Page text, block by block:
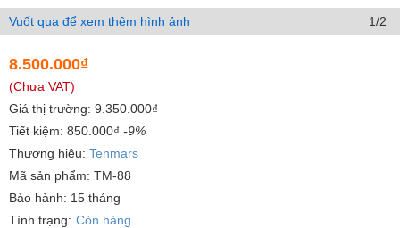
Vuốt qua để xem thêm hình ảnh 1/2
8.500.000₫
(Chưa VAT)
Giá thị trường: 9.350.000₫
Tiết kiệm: 850.000₫ -9%
Thương hiệu: Tenmars
Mã sản phẩm: TM-88
Bảo hành: 15 tháng
Tình trạng: Còn hàng